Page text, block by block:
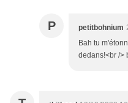
P petitbohnium
Bah tu
dedans!<br />